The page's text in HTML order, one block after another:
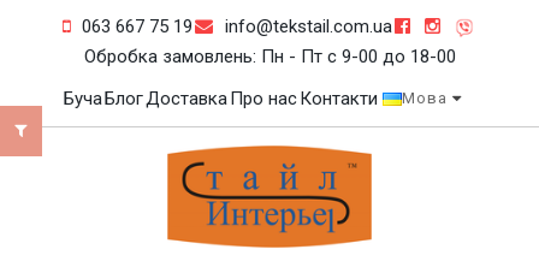
063 667 75 19
info@tekstail.com.ua
Обробка замовлень: Пн - Пт c 9-00 до 18-00
БучаБлогДоставкаПро насКонтакти Мова